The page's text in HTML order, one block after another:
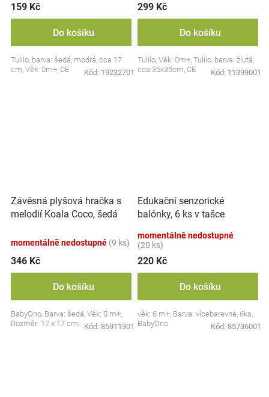
159 Kč
Do košíku
Tulilo, barva: šedá, modrá, cca 17
cm, Věk: 0m+, CE
Kód: 19232701
299 Kč
Do košíku
Tulilo, Věk: 0m+, Tulilo, barva: žlutá,
cca 35x35cm, CE
Kód: 11399001
Závěsná plyšová hračka s
melodií Koala Coco, šedá
momentálně nedostupné (9 ks)
346 Kč
Do košíku
BabyOno, Barva: šedá, Věk: 0 m+,
Rozměr: 17 x 17 cm.
Kód: 85911301
Edukační senzorické
balónky, 6 ks v tašce
momentálně nedostupné
(20 ks)
220 Kč
Do košíku
věk: 6 m+, Barva: vícebarevné, 6ks,
BabyOno
Kód: 85736001